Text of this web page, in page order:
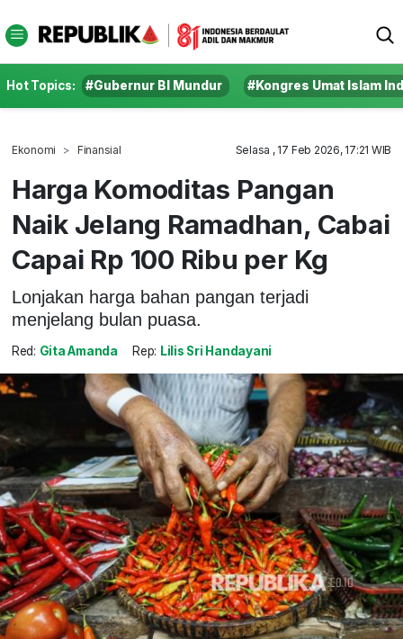
Hot Topics: #Gubernur BI Mundur #Kongres Umat Islam
Ekonomi Finansial Selasa , 17 Feb 2026, 17:21 WIB
Harga Komoditas Pangan
Naik Jelang Ramadhan, Cabai
Capai Rp 100 Ribu per Kg
Lonjakan harga bahan pangan terjadi
menjelang bulan puasa.
Red: Gita Amanda Rep: Lilis Sri Handayani